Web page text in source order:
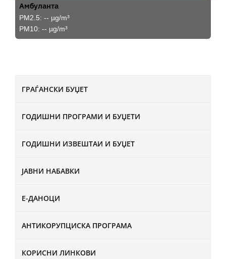
ГРАЃАНСКИ БУЏЕТ
ГОДИШНИ ПРОГРАМИ И БУЏЕТИ
ГОДИШНИ ИЗВЕШТАИ И БУЏЕТ
ЈАВНИ НАБАВКИ
Е-ДАНОЦИ
АНТИКОРУПЦИСКА ПРОГРАМА
КОРИСНИ ЛИНКОВИ
Амбуланта
PM2.5: -- µg/m³
PM10: -- µg/m³